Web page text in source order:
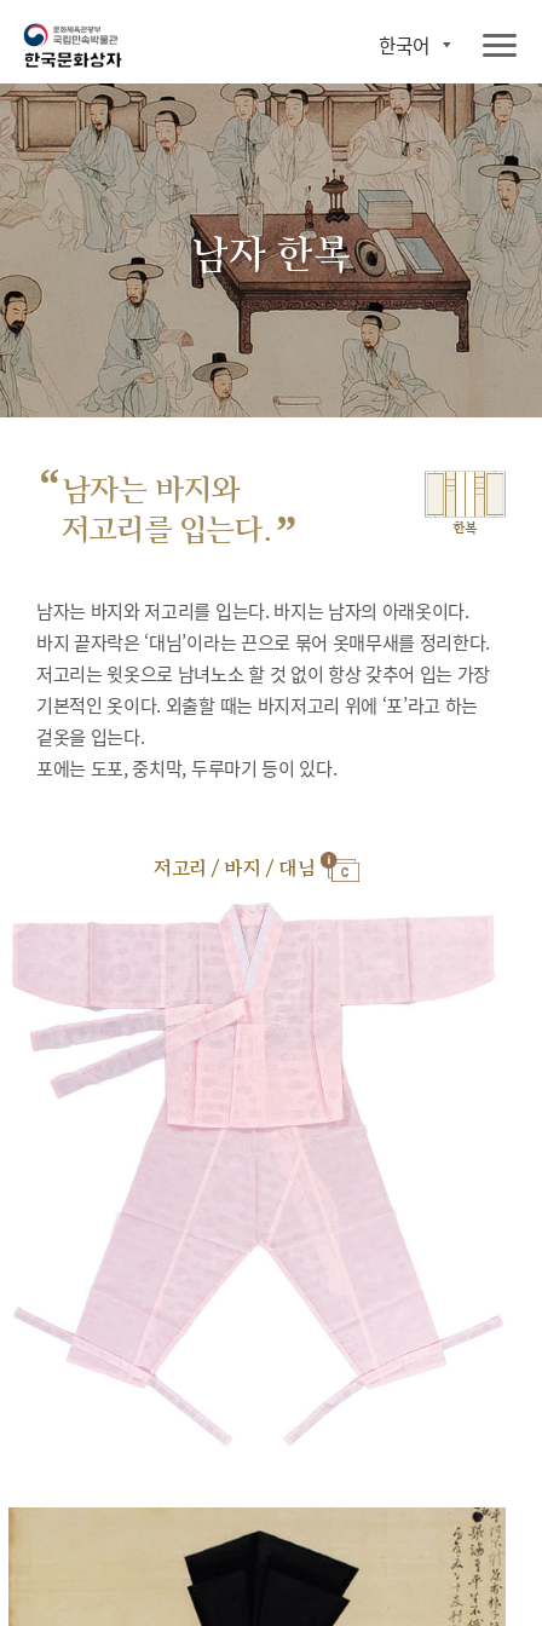
한국어
남자 한복
“남자는 바지와
저고리를 입는다. ” 한복
남자는 바지와 저고리를 입는다. 바지는 남자의 아래옷이다.
바지 끝자락은 ‘대님’이라는 끈으로 묶어 옷매무새를 정리한다.
저고리는 윗옷으로 남녀노소 할 것 없이 항상 갖추어 입는 가장
기본적인 옷이다. 외출할 때는 바지저고리 위에 ‘포’라고 하는
겉옷을 입는다.
포에는 도포, 중치막, 두루마기 등이 있다.
저고리 / 바지 / 대님